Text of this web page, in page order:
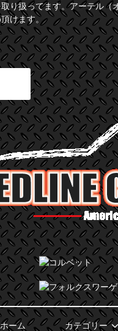
り扱ってます。アーテル
けます。
ホーム カテゴリー